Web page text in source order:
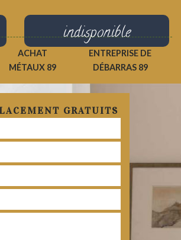
indisponible
ACHAT
MÉTAUX 89
ENTREPRISE DE
DÉBARRAS 89
GRATUITS